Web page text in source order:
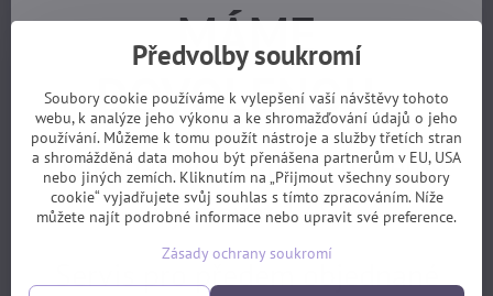
Předvolby soukromí
Soubory cookie používáme k vylepšení vaší návštěvy tohoto
webu, k analýze jeho výkonu a ke shromažďování údajů o jeho
používání. Můžeme k tomu použít nástroje a služby třetích stran
a shromážděná data mohou být přenášena partnerům v EU, USA
nebo jiných zemích. Kliknutím na „Přijmout všechny soubory
cookie“ vyjadřujete svůj souhlas s tímto zpracováním. Níže
můžete najít podrobné informace nebo upravit své preference.
Zásady ochrany soukromí
MÁME
DOVOLENOU.
Objednávky z e-shopu budeme
vyřizovat 17.8.
Servis pro předem objednané